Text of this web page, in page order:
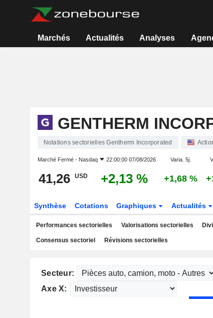
Marchés Actualités Analyses
GENTHERM
Notations sectorielles Gentherm Incorporated
Marché Fermé - Nasdaq 22:00:00 07/08/2026 Varia. 5j.
41,26 USD +2,13 % +1,68 %
Synthèse Cotations Graphiques Actualités
Performances sectorielles Valorisations sectorielles
Consensus sectoriel Révisions sectorielles
Secteur:
Axe X: